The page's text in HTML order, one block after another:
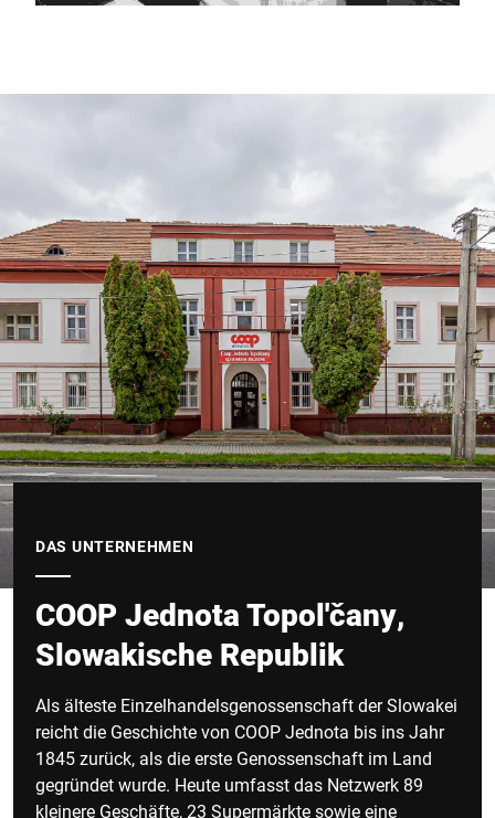
DAS UNTERNEHMEN
COOP Jednota Topol'čany,
Slowakische Republik
Als älteste Einzelhandelsgenossenschaft der Slowakei
reicht die Geschichte von COOP Jednota bis ins Jahr
1845 zurück, als die erste Genossenschaft im Land
gegründet wurde. Heute umfasst das Netzwerk 89
kleinere Geschäfte, 23 Supermärkte sowie eine